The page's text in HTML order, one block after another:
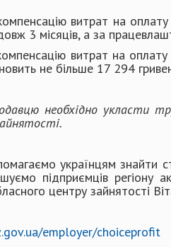
витрат на
3 місяців, а за
витрат на
не більше 17 294
необхідно укласти
українцям знайти
підприємців
центру зайнятості
employer/choiceprofit